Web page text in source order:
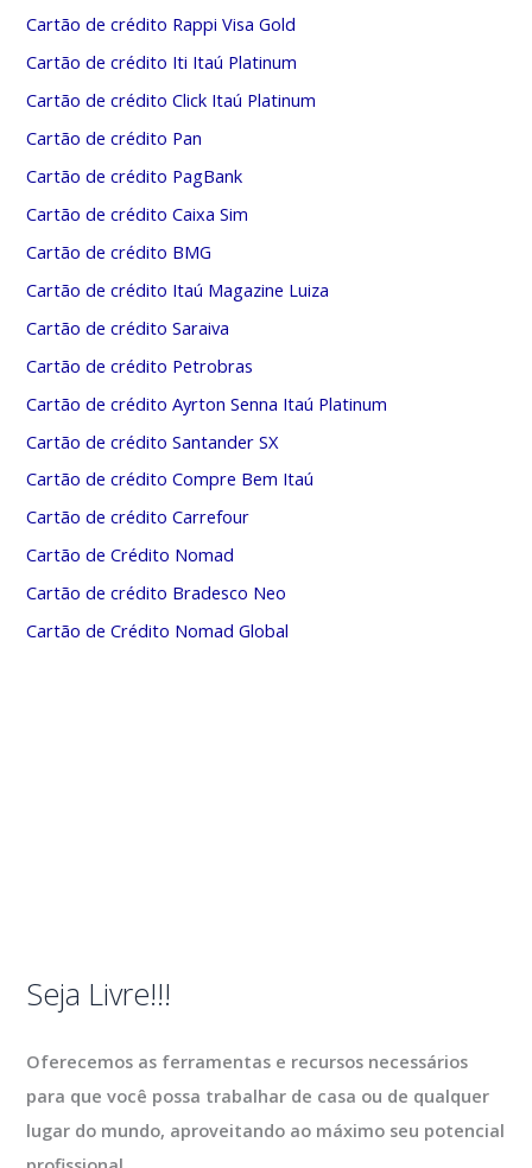
Cartão de crédito Rappi Visa Gold
Cartão de crédito Iti Itaú Platinum
Cartão de crédito Click Itaú Platinum
Cartão de crédito Pan
Cartão de crédito PagBank
Cartão de crédito Caixa Sim
Cartão de crédito BMG
Cartão de crédito Itaú Magazine Luiza
Cartão de crédito Saraiva
Cartão de crédito Petrobras
Cartão de crédito Ayrton Senna Itaú Platinum
Cartão de crédito Santander SX
Cartão de crédito Compre Bem Itaú
Cartão de crédito Carrefour
Cartão de Crédito Nomad
Cartão de crédito Bradesco Neo
Cartão de Crédito Nomad Global
Seja Livre!!!
Oferecemos as ferramentas e recursos necessários
para que você possa trabalhar de casa ou de qualquer
lugar do mundo, aproveitando ao máximo seu potencial